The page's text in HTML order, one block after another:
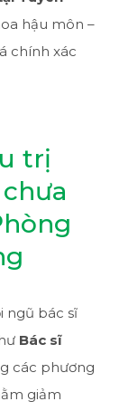
hậu môn –
chính xác
trị
ngũ bác sĩ
Bác sĩ
các phương
giảm